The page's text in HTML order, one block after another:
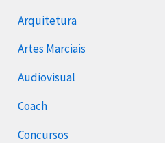
Arquitetura
Artes Marciais
Audiovisual
Coach
Concursos